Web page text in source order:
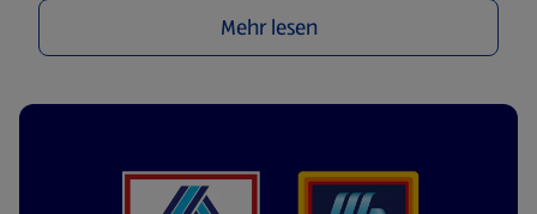
Mehr lesen